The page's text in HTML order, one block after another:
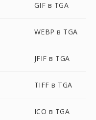
GIF в TGA
WEBP в TGA
JFIF в TGA
TIFF в TGA
ICO в TGA